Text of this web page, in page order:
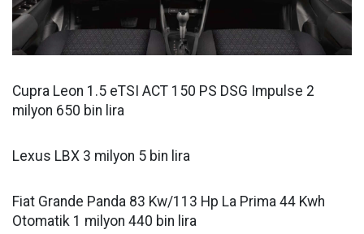
Cupra Leon 1.5 eTSI ACT 150 PS DSG Impulse 2
milyon 650 bin lira
Lexus LBX 3 milyon 5 bin lira
Fiat Grande Panda 83 Kw/113 Hp La Prima 44 Kwh
Otomatik 1 milyon 440 bin lira